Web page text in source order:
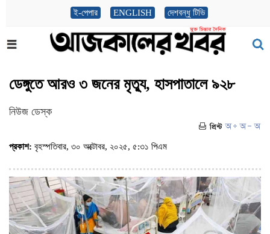
ই-পেপার ENGLISH দেশবন্ধু টিভি
ডেঙ্গুতে আরও ৩ জনের মৃত্যু, হাসপাতালে ৯২৮
নিউজ ডেস্ক
প্রকাশ: বৃহস্পতিবার, ৩০ অক্টোবর, ২০২৫, ৫:৩১ পিএম